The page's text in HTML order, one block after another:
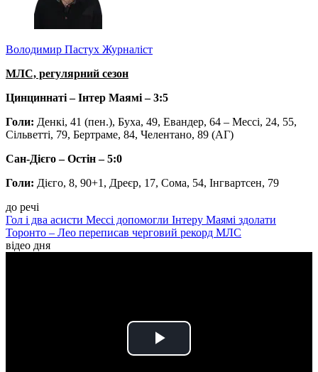
Володимир Пастух Журналіст
МЛС, регулярний сезон
Цинциннаті – Інтер Маямі – 3:5
Голи: Денкі, 41 (пен.), Буха, 49, Евандер, 64 – Мессі, 24, 55,
Сільветті, 79, Бертраме, 84, Челентано, 89 (АГ)
Сан-Дієго – Остін – 5:0
Голи: Дієго, 8, 90+1, Дреєр, 17, Сома, 54, Інгвартсен, 79
до речі
Гол і два асисти Мессі допомогли Інтеру Маямі здолати
Торонто – Лео переписав черговий рекорд МЛС
відео дня
Play